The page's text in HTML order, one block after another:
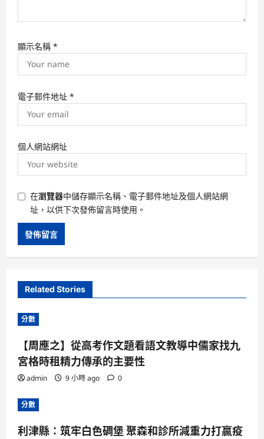
顯示名稱 *
電子郵件地址 *
個人網站網址
在瀏覽器中儲存顯示名稱、電子郵件地址及個人網站網
址，以供下次發佈留言時使用。
Related Stories
分數
【周應之】從高考作文題看語文教導中儒家找九
宮格時租精力傳承的主要性
admin 9 小時 ago 0
分數
利津縣：筑牢白色碉堡 聚森和診所減重力打贏疫